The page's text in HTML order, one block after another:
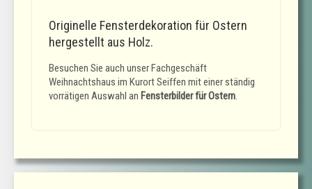
Originelle Fensterdekoration für Ostern
hergestellt aus Holz.
Besuchen Sie auch unser Fachgeschäft
Weihnachtshaus im Kurort Seiffen mit einer ständig
vorrätigen Auswahl an Fensterbilder für Ostern.